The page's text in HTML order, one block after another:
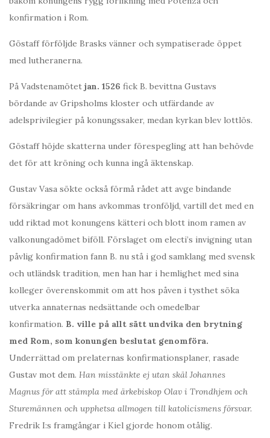
konfirmation i Rom.
Göstaff förföljde Brasks vänner och sympatiserade öppet
med lutheranerna.
På Vadstenamötet jan. 1526 fick B. bevittna Gustavs
bördande av Gripsholms kloster och utfärdande av
adelsprivilegier på konungssaker, medan kyrkan blev lottlös.
Göstaff höjde skatterna under förespegling att han behövde
det för att kröning och kunna ingå äktenskap.
Gustav Vasa sökte också förmå rådet att avge bindande
försäkringar om hans avkommas tronföljd, vartill det med en
udd riktad mot konungens kätteri och blott inom ramen av
valkonungadömet biföll. Förslaget om electi’s invigning utan
påvlig konfirmation fann B. nu stå i god samklang med svensk
och utländsk tradition, men han har i hemlighet med sina
kolleger överenskommit om att hos påven i tysthet söka
utverka annaternas nedsättande och omedelbar
konfirmation. B. ville på allt sätt undvika den brytning
med Rom, som konungen beslutat genomföra.
Underrättad om prelaternas konfirmationsplaner, rasade
Gustav mot dem. Han misstänkte ej utan skäl Johannes
Magnus för att stämpla med ärkebiskop Olav i Trondhjem och
Sturemännen och upphetsa allmogen till katolicismens försvar.
Fredrik I:s framgångar i Kiel gjorde honom otålig.